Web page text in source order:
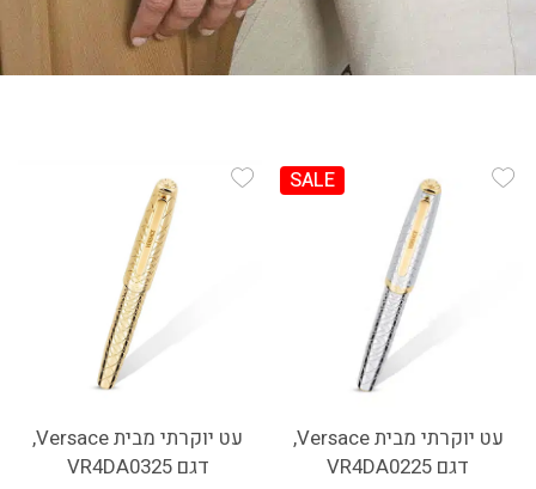
Add Wishlist
SALE
עט יוקרתי מבית Versace,
דגם VR4DA0225
Add Wishlist
עט יוקרתי מבית Versace,
דגם VR4DA0325